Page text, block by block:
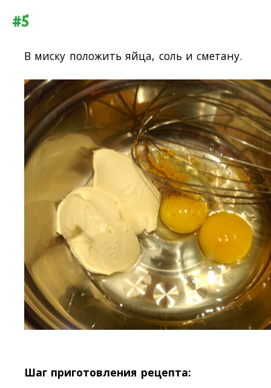
#5
В миску положить яйца, соль и сметану.
Шаг приготовления рецепта: